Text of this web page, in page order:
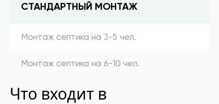
СТАНДАРТНЫЙ МОНТАЖ
Монтаж септика на 3-5 чел.
Монтаж септика на 6-10 чел.
Что входит в